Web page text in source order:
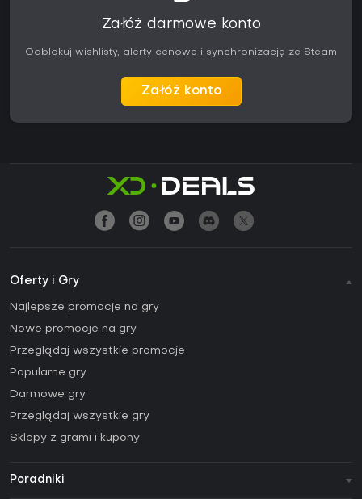
Załóż darmowe konto
Odblokuj wishlisty, alerty cenowe i synchronizację ze Steam
Załóż konto
Oferty i Gry
Najlepsze promocje na gry
Nowe promocje na gry
Przeglądaj wszystkie promocje
Popularne gry
Darmowe gry
Przeglądaj wszystkie gry
Sklepy z grami i kupony
Poradniki